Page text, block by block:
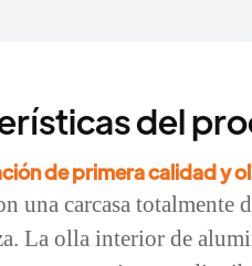
del
de primera calidad y
una carcasa
La olla interior de